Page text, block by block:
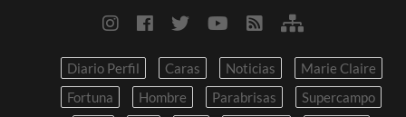
Diario Perfil Caras Noticias
Marie Claire
Fortuna
Hombre Parabrisas
Supercampo